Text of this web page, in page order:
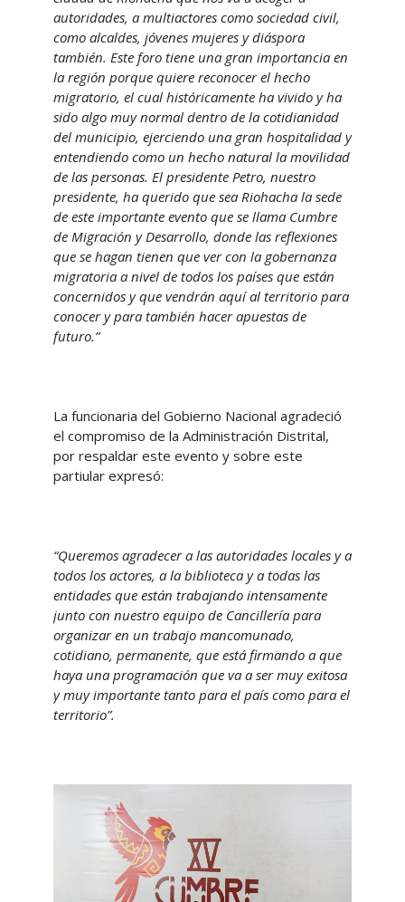
autoridades, a multiactores como sociedad civil,
como alcaldes, jóvenes mujeres y diáspora
también. Este foro tiene una gran importancia en
la región porque quiere reconocer el hecho
migratorio, el cual históricamente ha vivido y ha
sido algo muy normal dentro de la cotidianidad
del municipio, ejerciendo una gran hospitalidad y
entendiendo como un hecho natural la movilidad
de las personas. El presidente Petro, nuestro
presidente, ha querido que sea Riohacha la sede
de este importante evento que se llama Cumbre
de Migración y Desarrollo, donde las reflexiones
que se hagan tienen que ver con la gobernanza
migratoria a nivel de todos los países que están
concernidos y que vendrán aquí al territorio para
conocer y para también hacer apuestas de
futuro.”
La funcionaria del Gobierno Nacional agradeció
el compromiso de la Administración Distrital,
por respaldar este evento y sobre este
partiular expresó:
“Queremos agradecer a las autoridades locales y a
todos los actores, a la biblioteca y a todas las
entidades que están trabajando intensamente
junto con nuestro equipo de Cancillería para
organizar en un trabajo mancomunado,
cotidiano, permanente, que está firmando a que
haya una programación que va a ser muy exitosa
y muy importante tanto para el país como para el
territorio”.